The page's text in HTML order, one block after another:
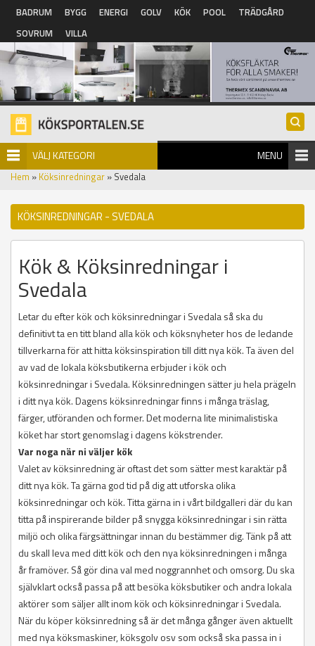
Hoppa till huvudinnehåll
BADRUM BYGG ENERGI GOLV KÖK POOL
TRÄDGÅRD
SOVRUM
VILLA
VÄLJ KATEGORI MENU
Hem » Köksinredningar » Svedala
KÖKSINREDNINGAR - SVEDALA
Kök & Köksinredningar i
Svedala
Letar du efter kök och köksinredningar i Svedala så ska du
definitivt ta en titt bland alla kök och köksnyheter hos de ledande
tillverkarna för att hitta köksinspiration till ditt nya kök. Ta även del
av vad de lokala köksbutikerna erbjuder i kök och
köksinredningar i Svedala. Köksinredningen sätter ju hela prägeln
i ditt nya kök. Dagens köksinredningar finns i många träslag,
färger, utföranden och former. Det moderna lite minimalistiska
köket har stort genomslag i dagens kökstrender.
Var noga när ni väljer kök
Valet av köksinredning är oftast det som sätter mest karaktär på
ditt nya kök. Ta gärna god tid på dig att utforska olika
köksinredningar och kök. Titta gärna in i vårt bildgalleri där du kan
titta på inspirerande bilder på snygga köksinredningar i sin rätta
miljö och olika färgsättningar innan du bestämmer dig. Tänk på att
du skall leva med ditt kök och den nya köksinredningen i många
år framöver. Så gör dina val med noggrannhet och omsorg. Du ska
självklart också passa på att besöka köksbutiker och andra lokala
aktörer som säljer allt inom kök och köksinredningar i Svedala.
När du köper köksinredning så är det många gånger även aktuellt
med nya köksmaskiner, köksgolv osv som också ska passa in i